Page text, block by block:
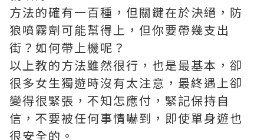
方法的確有一百種，但關鍵在於決絕，防
狼噴霧劑可能幫得上，但你要帶幾支出
街？如何帶上機呢？
以上教的方法雖然很行，也是最基本，卻
很多女生獨遊時沒有太注意，最終遇上卻
變得很緊張，不知怎應付，緊記保持自
信，不要被任何事情嚇到，即使單身遊也
很安全的。